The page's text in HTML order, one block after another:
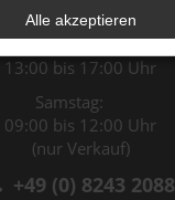
Freitag:
07:00 bis 12:00 Uhr
13:00 bis 17:00 Uhr
Samstag:
09:00 bis 12:00 Uhr
(nur Verkauf)
+49 (0) 8243 2088
Alle akzeptieren